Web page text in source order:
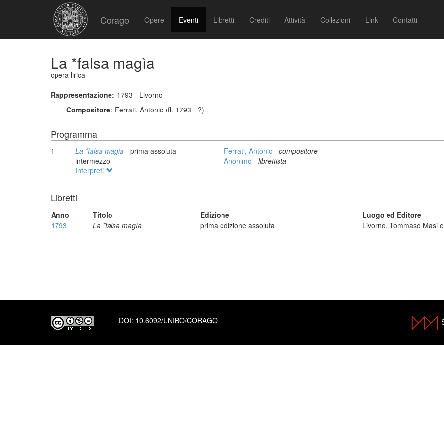
Corago Opere Eventi Libretti Crediti Attività Collezioni Link Contatti
La *falsa magìa
opera lirica
Rappresentazione: 1793 - Livorno
Compositore: Ferrati, Antonio (fl. 1793 - ?)
Programma
1 La *falsa magia - prima assoluta
intermezzo
Ferrati, Antonio - compositore
Anonimo - librettista
Interpreti
Libretti
Anno Titolo Edizione
Luogo ed Editore
1793
La *falsa magìa prima edizione assoluta Livorno, Tommaso Masi
DOI: 10.6092/UNIBO/CORAGO